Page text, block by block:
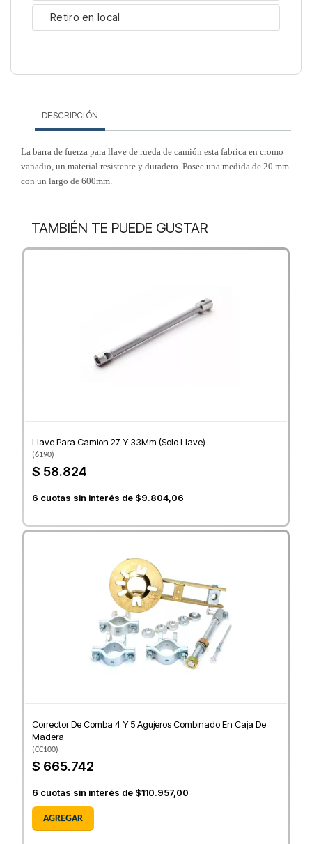
Retiro en local
DESCRIPCIÓN
La barra de fuerza para llave de rueda de camión esta fabrica en cromo
vanadio, un material resistente y duradero. Posee una medida de 20 mm
con un largo de 600mm.
TAMBIÉN TE PUEDE GUSTAR
Llave Para Camion 27 Y 33Mm (Solo Llave)
(6190)
$ 58.824
6 cuotas sin interés de $9.804,06
Corrector De Comba 4 Y 5 Agujeros Combinado En Caja De
Madera
(CC100)
$ 665.742
6 cuotas sin interés de $110.957,00
AGREGAR